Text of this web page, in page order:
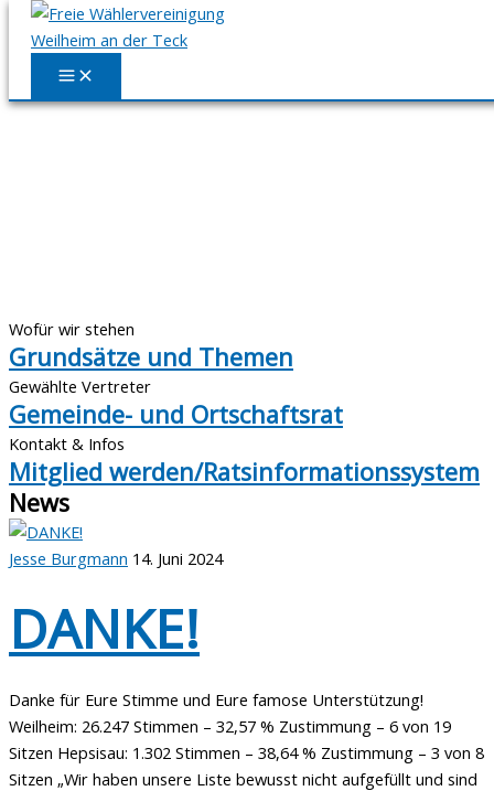
Zum Inhalt springen
Wofür wir stehen
Grundsätze und Themen
Gewählte Vertreter
Gemeinde- und Ortschaftsrat
Kontakt & Infos
Mitglied werden/Ratsinformationssystem
News
Jesse Burgmann 14. Juni 2024
DANKE!
Danke für Eure Stimme und Eure famose Unterstützung!
Weilheim: 26.247 Stimmen – 32,57 % Zustimmung – 6 von 19
Sitzen Hepsisau: 1.302 Stimmen – 38,64 % Zustimmung – 3 von 8
Sitzen „Wir haben unsere Liste bewusst nicht aufgefüllt und sind